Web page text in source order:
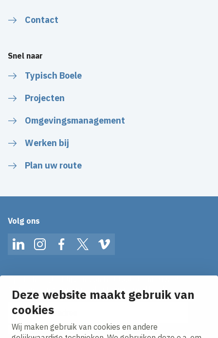
Deze website maakt gebruik van
cookies
Wij maken gebruik van cookies en andere
Contact
Snel naar
Typisch Boele
Projecten
Omgevingsmanagement
Werken bij
Plan uw route
Volg ons
LinkedInInstagramFacebookTwitterVimeo
Ontvang onze nieuws alerts in je mailbox!
E-mailadres
Ik ga akkoord met hetprivacy statement.